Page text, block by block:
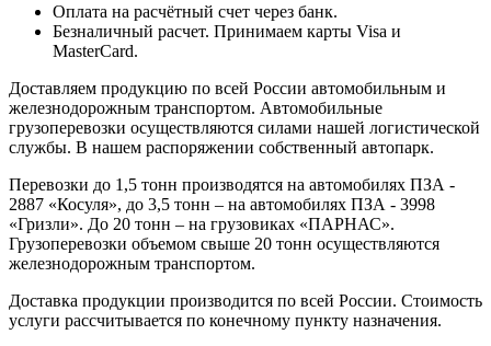
Оплата на расчётный счет через банк.
Безналичный расчет. Принимаем карты Visa и
MasterCard.
Доставляем продукцию по всей России автомобильным и
железнодорожным транспортом. Автомобильные
грузоперевозки осуществляются силами нашей логистической
службы. В нашем распоряжении собственный автопарк.
Перевозки до 1,5 тонн производятся на автомобилях ПЗА -
2887 «Косуля», до 3,5 тонн – на автомобилях ПЗА - 3998
«Гризли». До 20 тонн – на грузовиках «ПАРНАС».
Грузоперевозки объемом свыше 20 тонн осуществляются
железнодорожным транспортом.
Доставка продукции производится по всей России. Стоимость
услуги рассчитывается по конечному пункту назначения.